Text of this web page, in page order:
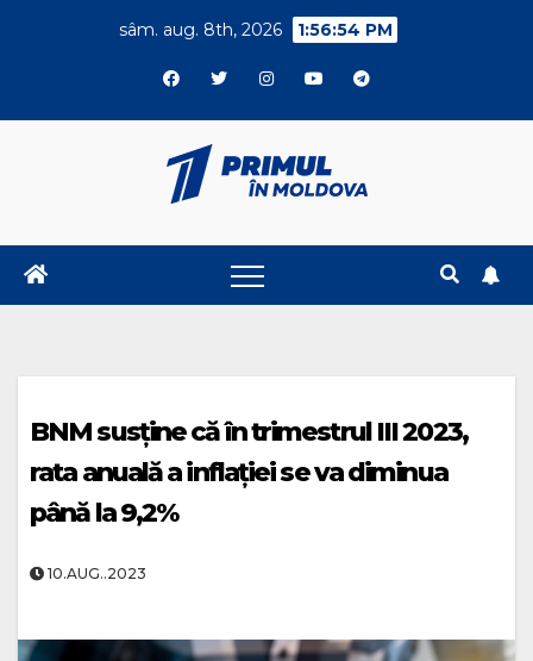
sâm. aug. 8th, 2026 1:56:54 PM
BNM susţine că în trimestrul III 2023,
rata anuală a inflației se va diminua
până la 9,2%
10.AUG..2023